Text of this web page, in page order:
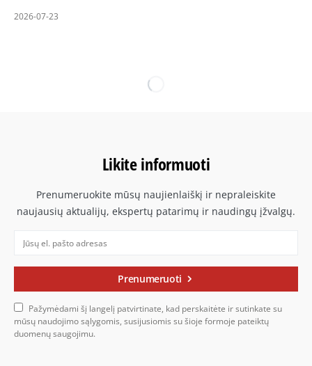
2026-07-23
Likite informuoti
Prenumeruokite mūsų naujienlaiškį ir nepraleiskite
naujausių aktualijų, ekspertų patarimų ir naudingų įžvalgų.
Prenumeruoti
Pažymėdami šį langelį patvirtinate, kad perskaitėte ir sutinkate su
mūsų naudojimo sąlygomis, susijusiomis su šioje formoje pateiktų
duomenų saugojimu.